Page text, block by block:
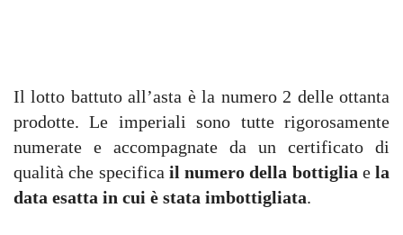
Il lotto battuto all’asta è la numero 2 delle ottanta
prodotte. Le imperiali sono tutte rigorosamente
numerate e accompagnate da un certificato di
qualità che specifica il numero della bottiglia e la
data esatta in cui è stata imbottigliata.